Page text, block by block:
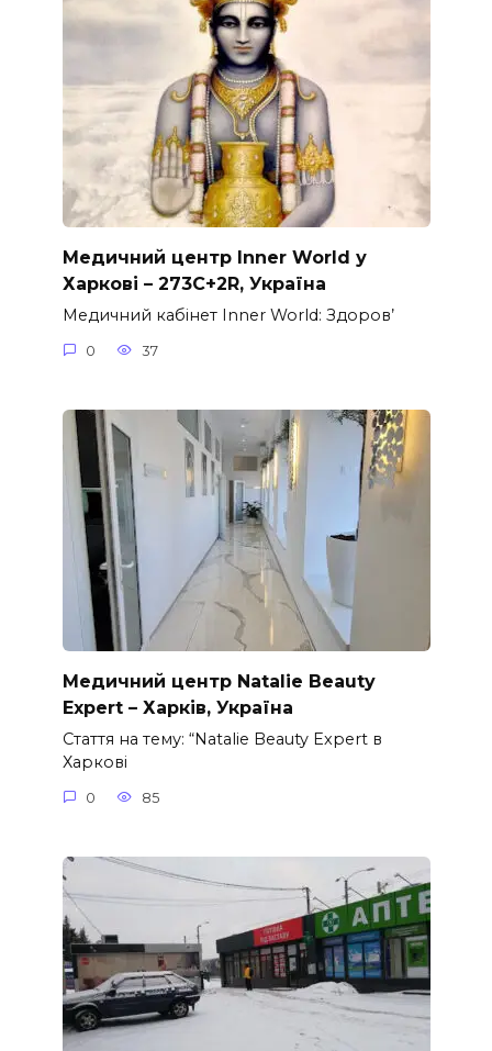
Медичний центр Inner World у
Харкові – 273C+2R, Україна
Медичний кабінет Inner World: Здоров’
0 37
Медичний центр Natalie Beauty
Expert – Харків, Україна
Стаття на тему: “Natalie Beauty Expert в
Харкові
0 85